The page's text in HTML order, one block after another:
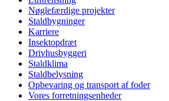
Nøglefærdige projekter
Staldbygninger
Karriere
Insektopdræt
Drivhusbyggeri
Staldklima
Staldbelysning
Opbevaring og transport af foder
Vores forretningsenheder